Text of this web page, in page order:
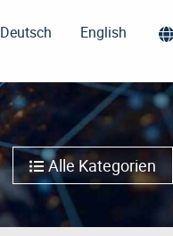
Deutsch English
Alle Kategorien